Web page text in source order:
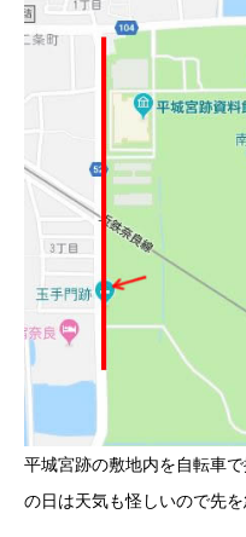
平城宮跡の敷地内を自転車
の日は天気も怪しいので先を